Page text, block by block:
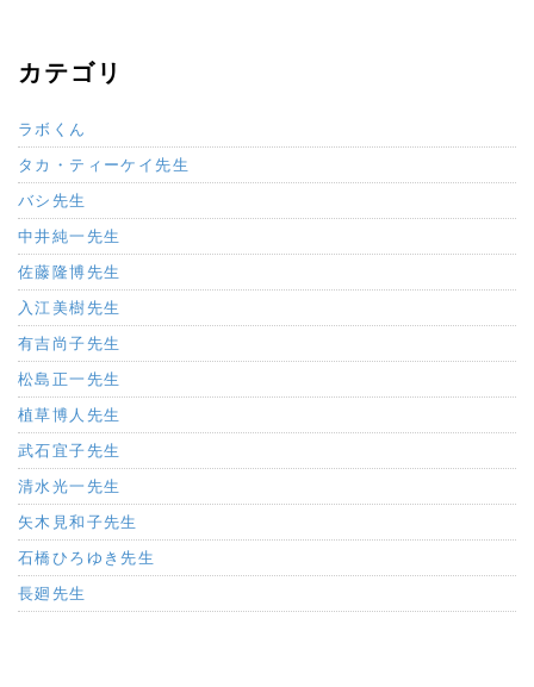
カテゴリ
ラボくん
タカ・ティーケイ先生
バシ先生
中井純一先生
佐藤隆博先生
入江美樹先生
有吉尚子先生
松島正一先生
植草博人先生
武石宜子先生
清水光一先生
矢木見和子先生
石橋ひろゆき先生
長廻先生